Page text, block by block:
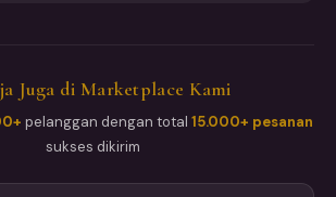
Juga di Marketplace Kami
pelanggan dengan total15.000+ pesanan
sukses dikirim